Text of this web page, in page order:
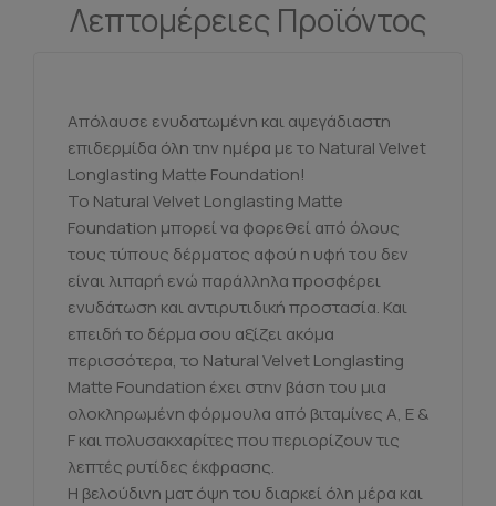
Λεπτομέρειες Προϊόντος
Απόλαυσε ενυδατωμένη και αψεγάδιαστη
επιδερμίδα όλη την ημέρα με το Natural Velvet
Longlasting Matte Foundation!
Το Natural Velvet Longlasting Matte
Foundation μπορεί να φορεθεί από όλους
τους τύπους δέρματος αφού η υφή του δεν
είναι λιπαρή ενώ παράλληλα προσφέρει
ενυδάτωση και αντιρυτιδική προστασία. Και
επειδή το δέρμα σου αξίζει ακόμα
περισσότερα, το Natural Velvet Longlasting
Matte Foundation έχει στην βάση του μια
ολοκληρωμένη φόρμουλα από βιταμίνες A, E &
F και πολυσακχαρίτες που περιορίζουν τις
λεπτές ρυτίδες έκφρασης.
Η βελούδινη ματ όψη του διαρκεί όλη μέρα και